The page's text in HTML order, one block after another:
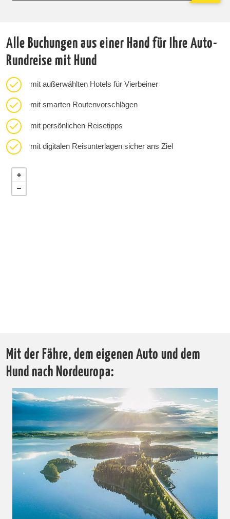
Alle Buchungen aus einer Hand für Ihre Auto-
Rundreise mit Hund
mit außerwählten Hotels für Vierbeiner
mit smarten Routenvorschlägen
mit persönlichen Reisetipps
mit digitalen Reisunterlagen sicher ans Ziel
Mit der Fähre, dem eigenen Auto und dem
Hund nach Nordeuropa: